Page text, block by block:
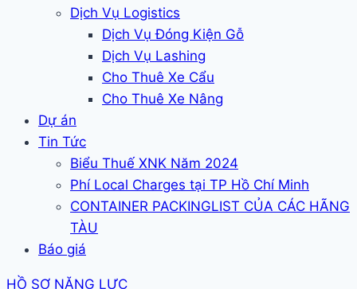
Dịch Vụ Logistics
Dịch Vụ Đóng Kiện Gỗ
Dịch Vụ Lashing
Cho Thuê Xe Cẩu
Cho Thuê Xe Nâng
Dự án
Tin Tức
Biểu Thuế XNK Năm 2024
Phí Local Charges tại TP Hồ Chí Minh
CONTAINER PACKINGLIST CỦA CÁC HÃNG
TÀU
Báo giá
HỒ SƠ NĂNG LỰC